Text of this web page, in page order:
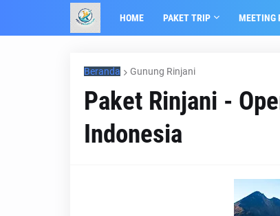
HOME PAKET TRIP MEETING
Beranda Gunung Rinjani
Paket Rinjani -
Indonesia